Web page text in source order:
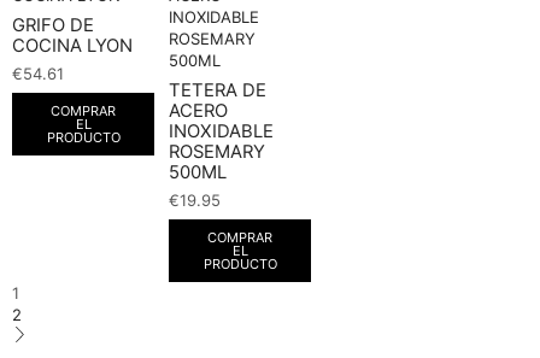
GRIFO DE
COCINA LYON
€54.61
COMPRAR
EL
PRODUCTO
TETERA DE
ACERO
INOXIDABLE
ROSEMARY
500ML
€19.95
COMPRAR
EL
PRODUCTO
1
2